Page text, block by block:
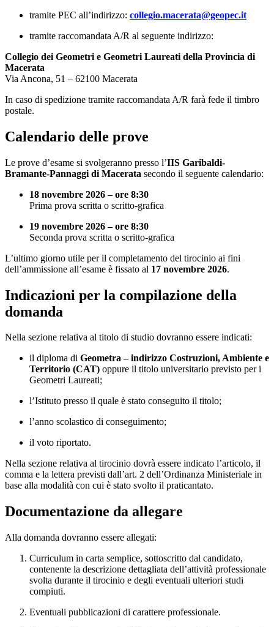
tramite PEC all’indirizzo: collegio.macerata@geopec.it
tramite raccomandata A/R al seguente indirizzo:
Collegio dei Geometri e Geometri Laureati della Provincia di
Macerata
Via Ancona, 51 – 62100 Macerata
In caso di spedizione tramite raccomandata A/R farà fede il timbro
postale.
Calendario delle prove
Le prove d’esame si svolgeranno presso l’IIS Garibaldi-
Bramante-Pannaggi di Macerata secondo il seguente calendario:
18 novembre 2026 – ore 8:30
Prima prova scritta o scritto-grafica
19 novembre 2026 – ore 8:30
Seconda prova scritta o scritto-grafica
L’ultimo giorno utile per il completamento del tirocinio ai fini
dell’ammissione all’esame è fissato al 17 novembre 2026.
Indicazioni per la compilazione della
domanda
Nella sezione relativa al titolo di studio dovranno essere indicati:
il diploma di Geometra – indirizzo Costruzioni, Ambiente e
Territorio (CAT) oppure il titolo universitario previsto per i
Geometri Laureati;
l’Istituto presso il quale è stato conseguito il titolo;
l’anno scolastico di conseguimento;
il voto riportato.
Nella sezione relativa al tirocinio dovrà essere indicato l’articolo, il
comma e la lettera previsti dall’art. 2 dell’Ordinanza Ministeriale in
base alla modalità con cui è stato svolto il praticantato.
Documentazione da allegare
Alla domanda dovranno essere allegati:
Curriculum in carta semplice, sottoscritto dal candidato,
contenente la descrizione dettagliata dell’attività professionale
svolta durante il tirocinio e degli eventuali ulteriori studi
compiuti.
Eventuali pubblicazioni di carattere professionale.